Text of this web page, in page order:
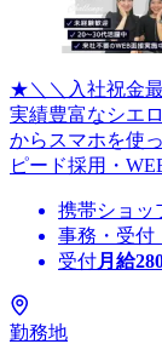
★＼＼入社祝金
実績豊富なシエ
からスマホを使
ピード採用・
携帯ショッ
事務・受付
受付月給
勤務地